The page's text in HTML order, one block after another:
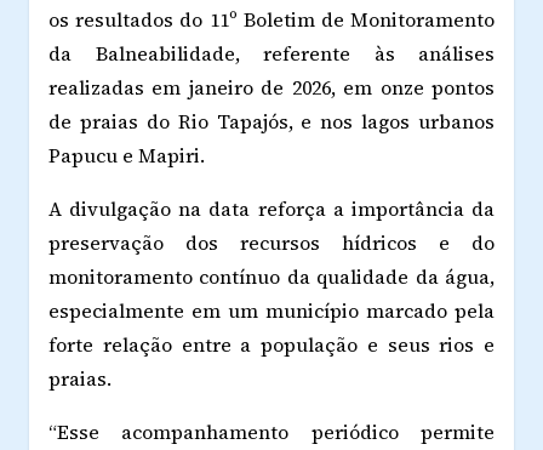
os resultados do 11º Boletim de Monitoramento
da Balneabilidade, referente às análises
realizadas em janeiro de 2026, em onze pontos
de praias do Rio Tapajós, e nos lagos urbanos
Papucu e Mapiri.
A divulgação na data reforça a importância da
preservação dos recursos hídricos e do
monitoramento contínuo da qualidade da água,
especialmente em um município marcado pela
forte relação entre a população e seus rios e
praias.
“Esse acompanhamento periódico permite